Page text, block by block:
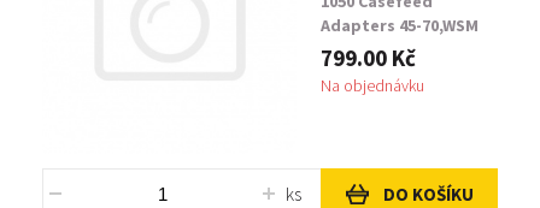
Adapters 45-70,WSM
799.00 Kč
Na objednávku
ks DO KOŠÍKU